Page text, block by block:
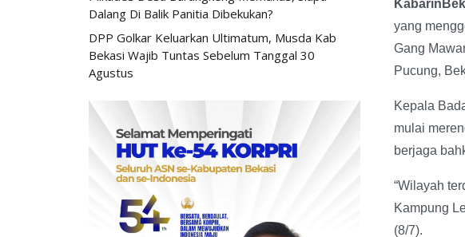
yang
Gang
Pucung,
Kepala
mulai
berjaga
“Wilayah
Kampung
(8/7).
Dalang Di Balik Panitia Dibekukan?
DPP Golkar Keluarkan Ultimatum, Musda Kab
Bekasi Wajib Tuntas Sebelum Tanggal 30
Agustus